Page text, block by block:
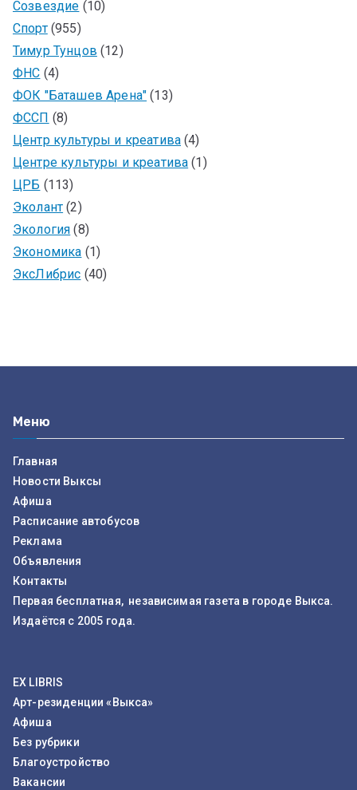
Созвездие (10)
Спорт(955)
Тимур Тунцов (12)
ФНС (4)
ФОК "Баташев Арена" (13)
ФССП (8)
Центр культуры и креатива (4)
Центре культуры и креатива (1)
ЦРБ (113)
Эколант (2)
Экология (8)
Экономика (1)
ЭксЛибрис (40)
Меню
Главная
Новости Выксы
Афиша
Расписание автобусов
Реклама
Объявления
Контакты
Первая бесплатная, независимая газета в городе Выкса.
Издаётся с 2005 года.
EX LIBRIS
Арт-резиденции «Выкса»
Афиша
Без рубрики
Благоустройство
Вакансии